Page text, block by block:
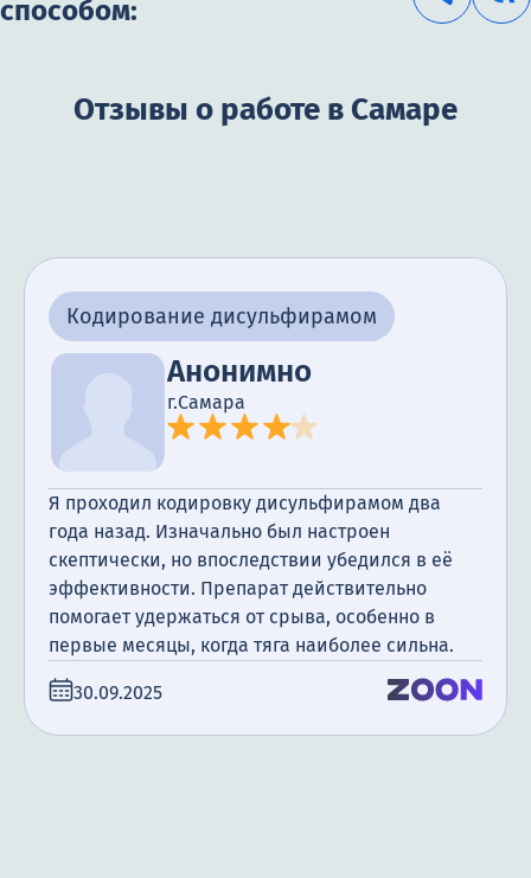
способом:
Отзывы о работе в Самаре
Кодирование дисульфирамом
Анонимно
г.Самара
Я проходил кодировку дисульфирамом два
года назад. Изначально был настроен
скептически, но впоследствии убедился в её
эффективности. Препарат действительно
помогает удержаться от срыва, особенно в
первые месяцы, когда тяга наиболее сильна.
30.09.2025